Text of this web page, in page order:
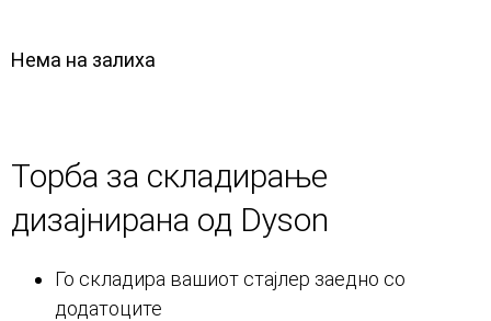
Нема на залиха
Торба за складирање
дизајнирана од Dyson
Го складира вашиот стајлер заедно со
додатоците